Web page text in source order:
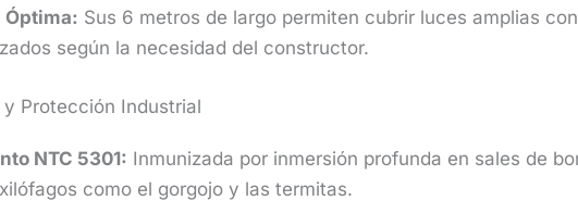
Óptima: Sus 6 metros de largo permiten cubrir luces amplias
según la necesidad del constructor.
Protección Industrial
NTC 5301: Inmunizada por inmersión profunda en sales de
como el gorgojo y las termitas.